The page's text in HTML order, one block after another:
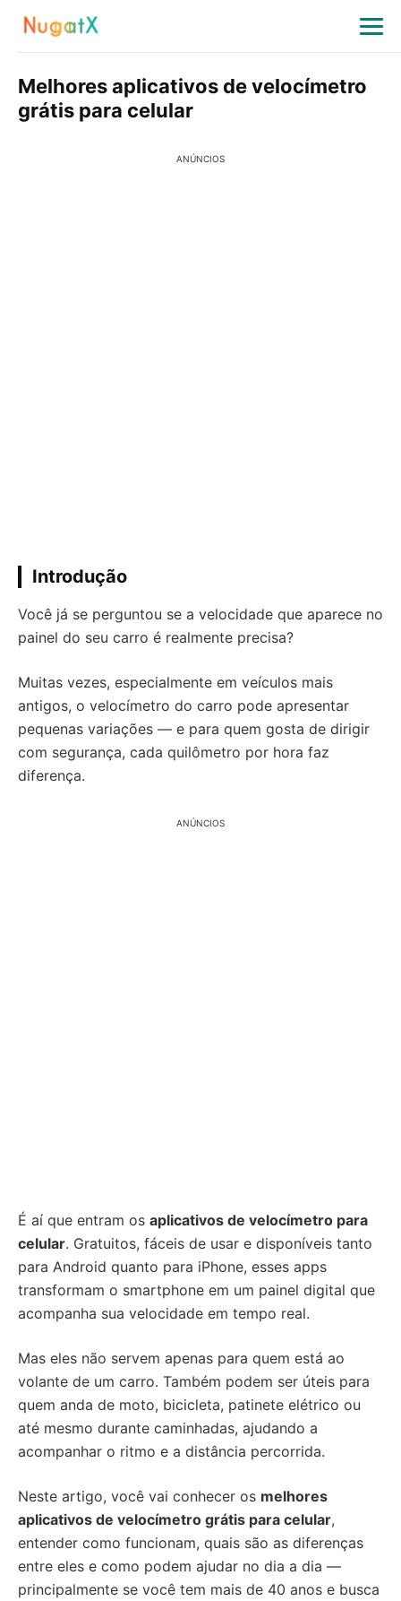
Melhores aplicativos de velocímetro
grátis para celular
ANÚNCIOS
Introdução
Você já se perguntou se a velocidade que aparece no
painel do seu carro é realmente precisa?
Muitas vezes, especialmente em veículos mais
antigos, o velocímetro do carro pode apresentar
pequenas variações — e para quem gosta de dirigir
com segurança, cada quilômetro por hora faz
diferença.
ANÚNCIOS
É aí que entram os aplicativos de velocímetro para
celular. Gratuitos, fáceis de usar e disponíveis tanto
para Android quanto para iPhone, esses apps
transformam o smartphone em um painel digital que
acompanha sua velocidade em tempo real.
Mas eles não servem apenas para quem está ao
volante de um carro. Também podem ser úteis para
quem anda de moto, bicicleta, patinete elétrico ou
até mesmo durante caminhadas, ajudando a
acompanhar o ritmo e a distância percorrida.
Neste artigo, você vai conhecer os melhores
aplicativos de velocímetro grátis para celular,
entender como funcionam, quais são as diferenças
entre eles e como podem ajudar no dia a dia —
principalmente se você tem mais de 40 anos e busca